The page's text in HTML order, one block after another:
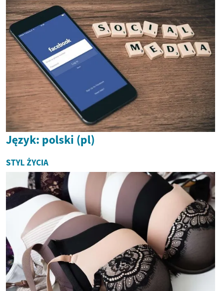
Język: polski (pl)
STYL ŻYCIA